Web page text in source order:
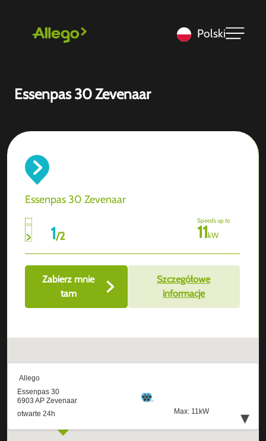
Polski
Essenpas 30 Zevenaar
Essenpas 30 Zevenaar
1/2
Speeds up to
11kW
Zabierz mnie
tam
Szczegółowe
informacje